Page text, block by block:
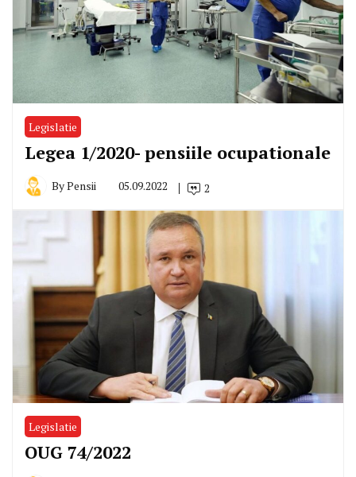
Legislatie
Legea 1/2020- pensiile ocupationale
ByPensii 05.09.2022 2
Legislatie
OUG 74/2022